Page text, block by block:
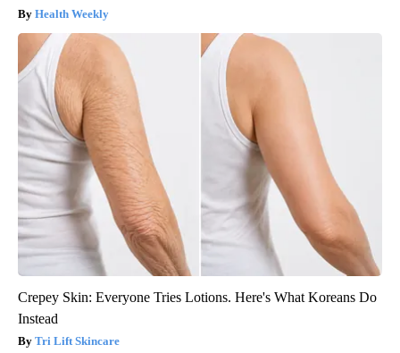
Health Weekly
Crepey Skin: Everyone Tries Lotions. Here's What Koreans Do
Instead
Tri Lift Skincare